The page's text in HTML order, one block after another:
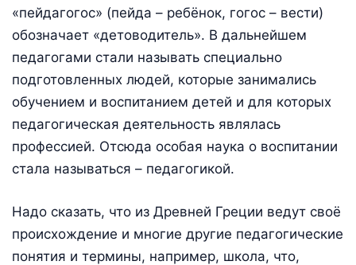
«пейдагогос» (пейда – ребёнок, гогос – вести)
обозначает «детоводитель». В дальнейшем
педагогами стали называть специально
подготовленных людей, которые занимались
обучением и воспитанием детей и для которых
педагогическая деятельность являлась
профессией. Отсюда особая наука о воспитании
стала называться – педагогикой.
Надо сказать, что из Древней Греции ведут своё
происхождение и многие другие педагогические
понятия и термины, например, школа, что,